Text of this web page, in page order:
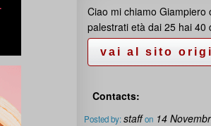
Ciao mi chiamo
palestrati età dai 25 hai 40
Contacts:
Posted by:staff on 14